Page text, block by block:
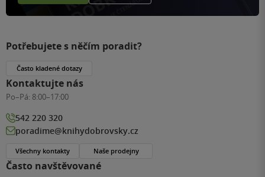
Často navštěvované
Potřebujete s něčím poradit?
Často kladené dotazy
Kontaktujte nás
Po–Pá: 8:00–17:00
542 220 320
poradime@knihydobrovsky.cz
Všechny kontakty Naše prodejny